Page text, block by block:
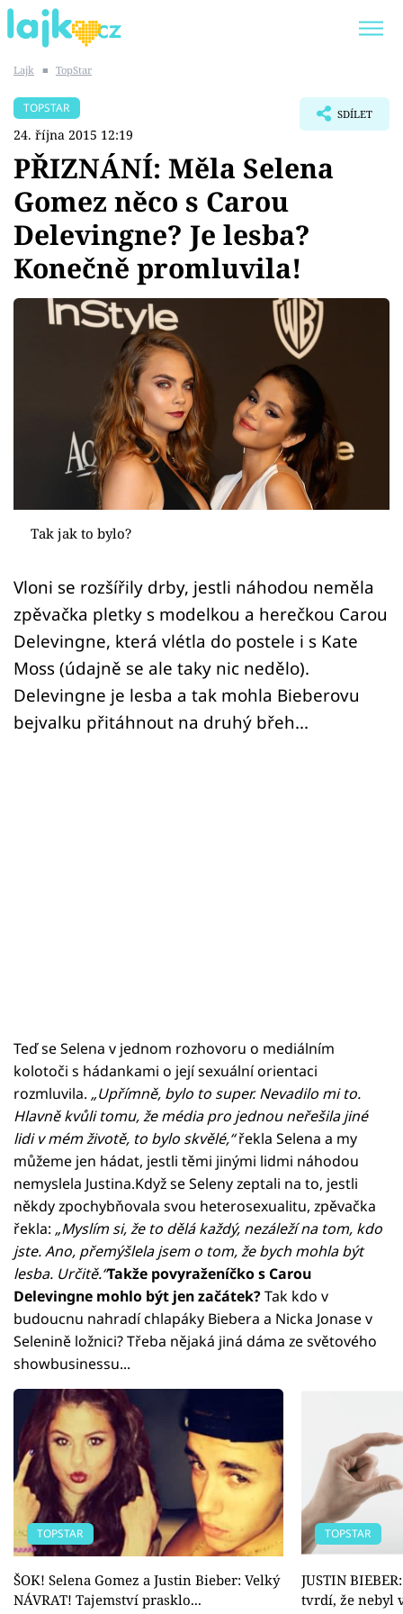
SHOPAHOLICADEL
Témata
Showbyznys
Youtubeři
Sex a vztahy
Videa
Sledujte prima+
Sledujte nás
Lajk ■ TopStar
TOPSTAR
24. října 2015 12:19
SDÍLET
PŘIZNÁNÍ: Měla Selena
Gomez něco s Carou
Delevingne? Je lesba?
Konečně promluvila!
Tak jak to bylo?
Vloni se rozšířily drby, jestli náhodou neměla
zpěvačka pletky s modelkou a herečkou Carou
Delevingne, která vlétla do postele i s Kate
Moss (údajně se ale taky nic nedělo).
Delevingne je lesba a tak mohla Bieberovu
bejvalku přitáhnout na druhý břeh...
Teď se Selena v jednom rozhovoru o mediálním
kolotoči s hádankami o její sexuální orientaci
rozmluvila. „Upřímně, bylo to super. Nevadilo mi to.
Hlavně kvůli tomu, že média pro jednou neřešila jiné
lidi v mém životě, to bylo skvělé,“řekla Selena a my
můžeme jen hádat, jestli těmi jinými lidmi náhodou
nemyslela Justina.Když se Seleny zeptali na to, jestli
někdy zpochybňovala svou heterosexualitu, zpěvačka
řekla: „Myslím si, že to dělá každý, nezáleží na tom, kdo
jste. Ano, přemýšlela jsem o tom, že bych mohla být
lesba. Určitě.“Takže povyraženíčko s Carou
Delevingne mohlo být jen začátek?Tak kdo v
budoucnu nahradí chlapáky Biebera a Nicka Jonase v
Selenině ložnici? Třeba nějaká jiná dáma ze světového
showbusinessu...
TOPSTAR
ŠOK! Selena Gomez a Justin Bieber: Velký
NÁVRAT! Tajemství prasklo...
TOPSTAR
JUSTIN
tvrdí, že nebyl